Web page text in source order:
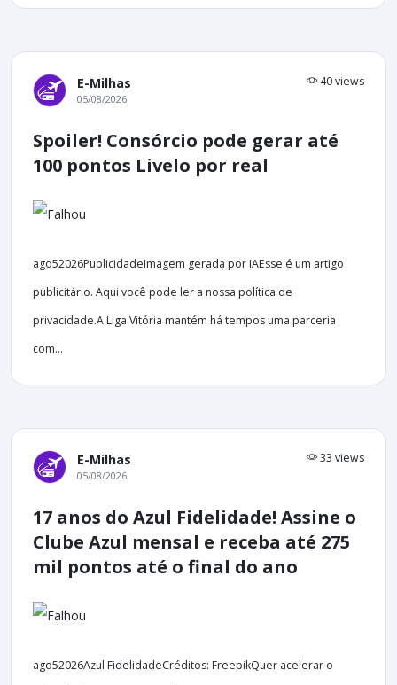
E-Milhas 40 views
05/08/2026
Spoiler! Consórcio pode gerar até
100 pontos Livelo por real
ago52026PublicidadeImagem gerada por IAEsse é um artigo
publicitário. Aqui você pode ler a nossa política de
privacidade.A Liga Vitória mantém há tempos uma parceria
com...
E-Milhas 33 views
05/08/2026
17 anos do Azul Fidelidade! Assine o
Clube Azul mensal e receba até 275
mil pontos até o final do ano
ago52026Azul FidelidadeCréditos: FreepikQuer acelerar o